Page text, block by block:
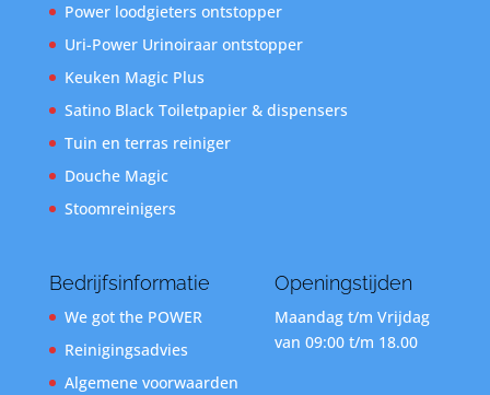
Power loodgieters ontstopper
Uri-Power Urinoiraar ontstopper
Keuken Magic Plus
Satino Black Toiletpapier & dispensers
Tuin en terras reiniger
Douche Magic
Stoomreinigers
Bedrijfsinformatie
We got the POWER
Reinigingsadvies
Algemene voorwaarden
Openingstijden
Maandag t/m Vrijdag
van 09:00 t/m 18.00